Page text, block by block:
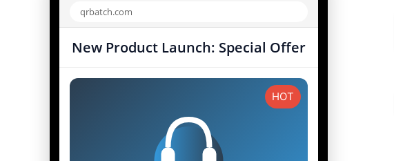
qrbatch.com
New Product Launch: Special Offer
HOT